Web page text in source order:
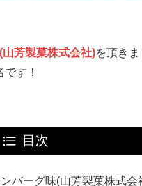
芳製菓株式会社)を頂きま
す！
目次
バーグ味(山芳製菓株式会